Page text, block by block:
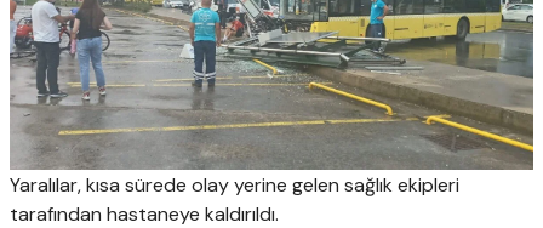
Yaralılar, kısa sürede olay yerine gelen sağlık ekipleri
tarafından hastaneye kaldırıldı.